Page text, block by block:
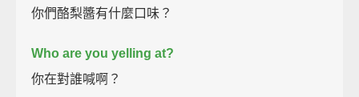
你們酪梨醬有什麼口味？
Who are you yelling at?
你在對誰喊啊？